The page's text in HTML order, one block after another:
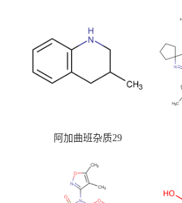
阿加曲班杂质29